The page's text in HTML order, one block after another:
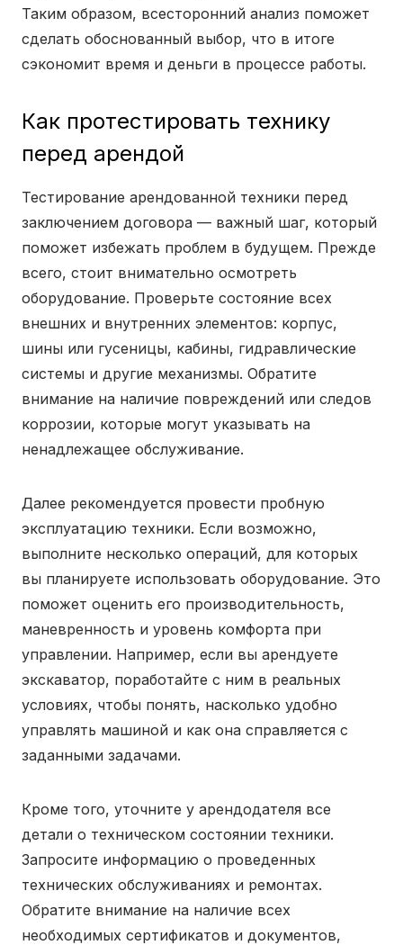
Таким образом, всесторонний анализ поможет
сделать обоснованный выбор, что в итоге
сэкономит время и деньги в процессе работы.
Как протестировать технику
перед арендой
Тестирование арендованной техники перед
заключением договора — важный шаг, который
поможет избежать проблем в будущем. Прежде
всего, стоит внимательно осмотреть
оборудование. Проверьте состояние всех
внешних и внутренних элементов: корпус,
шины или гусеницы, кабины, гидравлические
системы и другие механизмы. Обратите
внимание на наличие повреждений или следов
коррозии, которые могут указывать на
ненадлежащее обслуживание.
Далее рекомендуется провести пробную
эксплуатацию техники. Если возможно,
выполните несколько операций, для которых
вы планируете использовать оборудование. Это
поможет оценить его производительность,
маневренность и уровень комфорта при
управлении. Например, если вы арендуете
экскаватор, поработайте с ним в реальных
условиях, чтобы понять, насколько удобно
управлять машиной и как она справляется с
заданными задачами.
Кроме того, уточните у арендодателя все
детали о техническом состоянии техники.
Запросите информацию о проведенных
технических обслуживаниях и ремонтах.
Обратите внимание на наличие всех
необходимых сертификатов и документов,